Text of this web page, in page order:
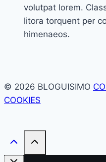
volutpat lorem.
litora torquent per
himenaeos.
© 2026 BLOGUISIMO
COOKIES